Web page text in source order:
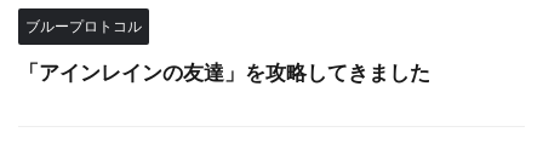
ブループロトコル
「アインレインの友達」を攻略してきました